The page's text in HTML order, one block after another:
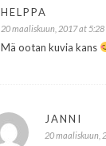
HELPPA
20 maaliskuun, 2017 at 5:28
Mä ootan kuvia kans
JANNI
20 maaliskuun,